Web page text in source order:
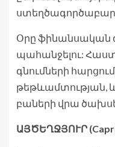
ստեղծագործաբար
Օրը ֆինանսական
պահանջելու:
գնումների
թեթևամտության,
բաների վրա
ԱՅԾԵՂՋՅՈՒՐ